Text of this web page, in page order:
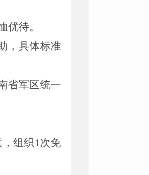
优待。
，具体标准
省军区统一
，组织1次免